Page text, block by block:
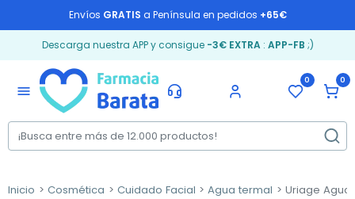
Envíos GRATIS a Península en pedidos +65€
Descarga nuestra APP y consigue -3€ EXTRA: APP-FB ;)
menu
0 0
Inicio Cosmética Cuidado Facial Agua termal Uriage Agua